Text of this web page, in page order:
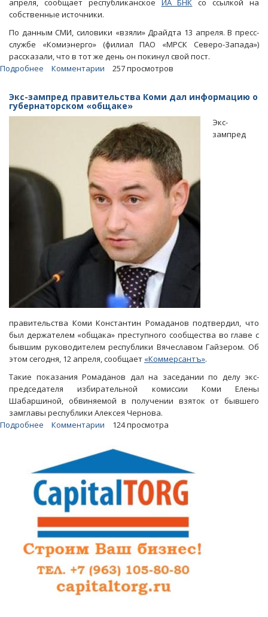
апреля, сообщает республиканское ИА БНК со ссылкой на
собственные источники.
По данным СМИ, силовики «взяли» Драйдта 13 апреля. В пресс-
службе «Комиэнерго» (филиал ПАО «МРСК Северо-Запада»)
рассказали, что в тот же день он покинул свой пост.
Подробнее
По
подозрению
коммерческом
директор
«Комиэнерго»
Комментарии 257 просмотров
Экс-зампред правительства Коми дал информацию о
губернаторском «общаке»
Экс-
зампред
правительства Коми Константин Ромаданов подтвердил, что
был держателем «общака» преступного сообщества во главе с
бывшим руководителем республики Вячеславом Гайзером. Об
этом сегодня, 12 апреля, сообщает «Коммерсантъ».
Такие показания Ромаданов дал на заседании по делу экс-
председателя избирательной комиссии Коми Елены
Шабаршиной, обвиняемой в получении взяток от бывшего
замглавы республики Алексея Чернова.
Подробнее
правительства
Коми
дал
информацию
о
губернаторском
«общаке»
Комментарии 124 просмотра